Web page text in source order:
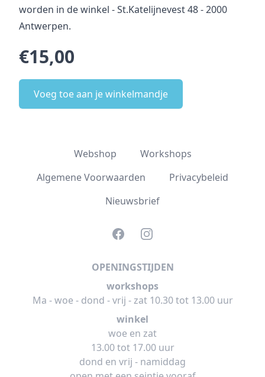
worden in de winkel - St.Katelijnevest 48 - 2000
Antwerpen.
€15,00
Voeg toe aan je winkelmandje
Webshop
Workshops
Algemene Voorwaarden
Privacybeleid
Nieuwsbrief
FacebookInstagram
OPENINGSTIJDEN
workshops
Ma - woe - dond - vrij - zat 10.30 tot 13.00 uur
winkel
woe en zat
13.00 tot 17.00 uur
dond en vrij - namiddag